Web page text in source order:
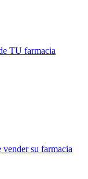
TU farmacia
su farmacia